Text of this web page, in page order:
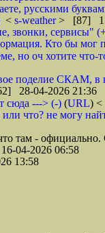
русскими
< s-weather> [87]
звонки, сервисы"
Кто бы мог
но оч хотите что-
поделие СКАМ, в
28-04-2026 21:36
сюда ---> (-) (URL) <
что? не могу
там -
04-2026 06:58
13:58